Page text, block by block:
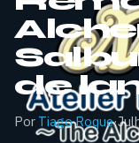
de
Por Tiago Roque·